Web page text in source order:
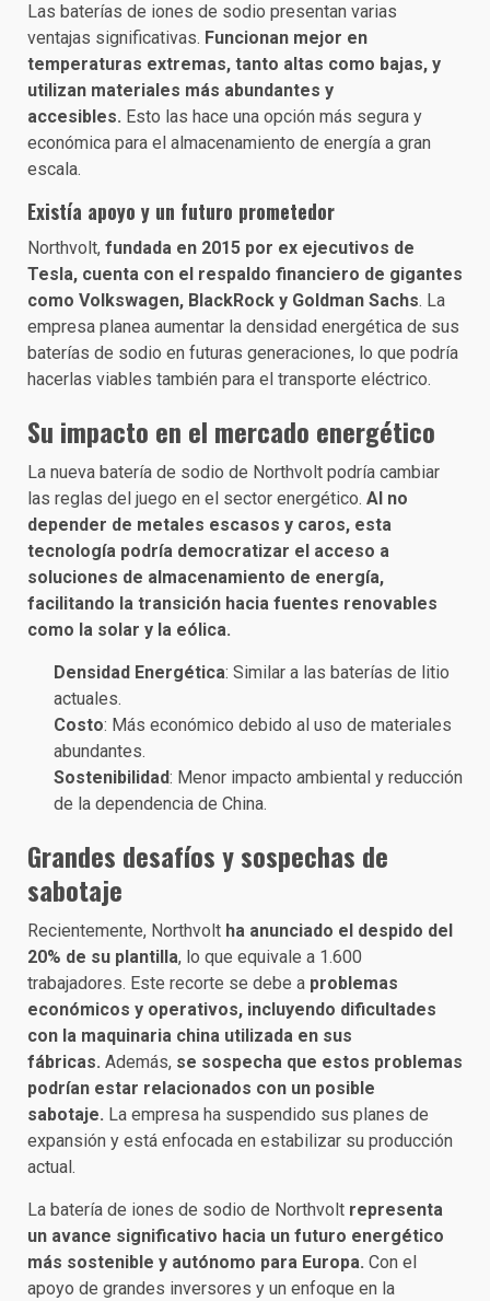
Las baterías de iones de sodio presentan varias
ventajas significativas. Funcionan mejor en
temperaturas extremas, tanto altas como bajas, y
utilizan materiales más abundantes y
accesibles. Esto las hace una opción más segura y
económica para el almacenamiento de energía a gran
escala.
Existía apoyo y un futuro prometedor
Northvolt, fundada en 2015 por ex ejecutivos de
Tesla, cuenta con el respaldo financiero de gigantes
como Volkswagen, BlackRock y Goldman Sachs. La
empresa planea aumentar la densidad energética de sus
baterías de sodio en futuras generaciones, lo que podría
hacerlas viables también para el transporte eléctrico.
Su impacto en el mercado energético
La nueva batería de sodio de Northvolt podría cambiar
las reglas del juego en el sector energético. Al no
depender de metales escasos y caros, esta
tecnología podría democratizar el acceso a
soluciones de almacenamiento de energía,
facilitando la transición hacia fuentes renovables
como la solar y la eólica.
Densidad Energética: Similar a las baterías de litio
actuales.
Costo: Más económico debido al uso de materiales
abundantes.
Sostenibilidad: Menor impacto ambiental y reducción
de la dependencia de China.
Grandes desafíos y sospechas de
sabotaje
Recientemente, Northvolt ha anunciado el despido del
20% de su plantilla, lo que equivale a 1.600
trabajadores. Este recorte se debe a problemas
económicos y operativos, incluyendo dificultades
con la maquinaria china utilizada en sus
fábricas. Además, se sospecha que estos problemas
podrían estar relacionados con un posible
sabotaje. La empresa ha suspendido sus planes de
expansión y está enfocada en estabilizar su producción
actual.
La batería de iones de sodio de Northvolt representa
un avance significativo hacia un futuro energético
más sostenible y autónomo para Europa. Con el
apoyo de grandes inversores y un enfoque en la